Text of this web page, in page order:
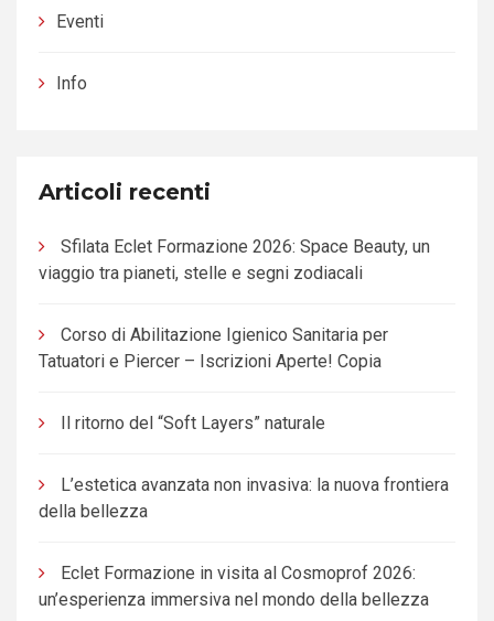
Eventi
Info
Articoli recenti
Sfilata Eclet Formazione 2026: Space Beauty, un
viaggio tra pianeti, stelle e segni zodiacali
Corso di Abilitazione Igienico Sanitaria per
Tatuatori e Piercer – Iscrizioni Aperte! Copia
Il ritorno del “Soft Layers” naturale
L’estetica avanzata non invasiva: la nuova frontiera
della bellezza
Eclet Formazione in visita al Cosmoprof 2026:
un’esperienza immersiva nel mondo della bellezza